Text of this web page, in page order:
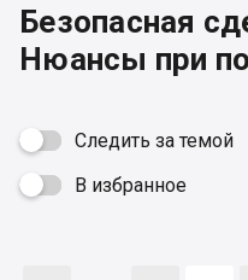
Безопасная
Нюансы при
Следить за темой
 В избранное